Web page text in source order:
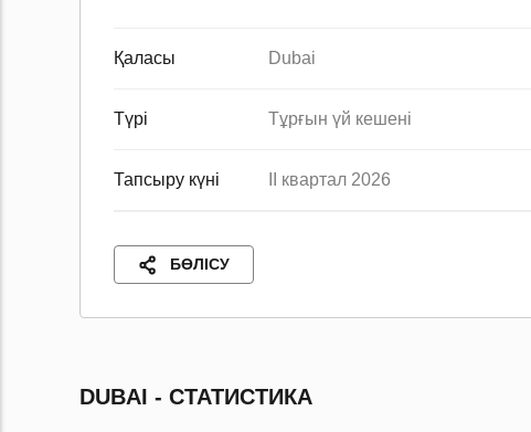
Қаласы Dubai
Түрі Тұрғын үй кешені
Тапсыру күні II квартал 2026
БӨЛІСУ
DUBAI - СТАТИСТИКА